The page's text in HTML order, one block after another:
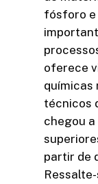
fósforo e
oferece
químicas
técnicos
chegou
partir de